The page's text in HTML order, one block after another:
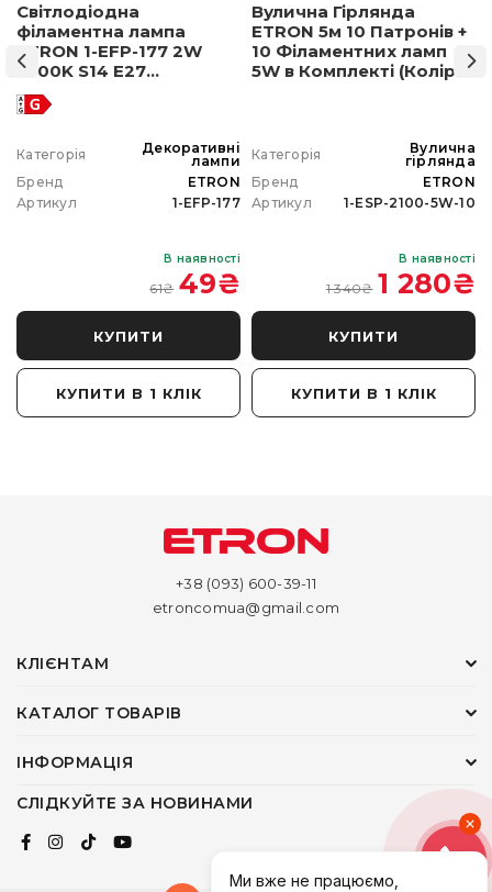
Світлодіодна
філаментна лампа
ETRON 1-EFP-177 2W
2500K S14 E27
позолочене скло
Категорія
Декоративні
лампи
Бренд
ETRON
Артикул
1-EFP-177
В наявності
61₴ 49₴
КУПИТИ
КУПИТИ В 1 КЛІК
Вулична Гірлянда
ETRON 5м 10 Патронів +
10 Філаментних ламп
5W в Комплекті (Колір
Категорія
Вулична
гірлянда
Бренд
ETRON
Артикул
1-ESP-2100-5W-10
В наявності
1 340₴ 1 280₴
КУПИТИ
КУПИТИ В 1 КЛІК
+38 (093) 600-39-11
etroncomua@gmail.com
КЛІЄНТАМ
КАТАЛОГ ТОВАРІВ
ІНФОРМАЦІЯ
СЛІДКУЙТЕ ЗА НОВИНАМИ